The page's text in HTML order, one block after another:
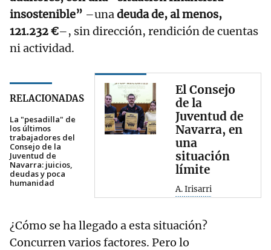
insostenible” –unadeuda de, al menos,
121.232 €–, sin dirección, rendición de cuentas
ni actividad.
RELACIONADAS
La "pesadilla" de
los últimos
trabajadores del
Consejo de la
Juventud de
Navarra: juicios,
deudas y poca
humanidad
El Consejo
de la
Juventud de
Navarra, en
una
situación
límite
A. Irisarri
¿Cómo se ha llegado a esta situación?
Concurren varios factores. Pero lo